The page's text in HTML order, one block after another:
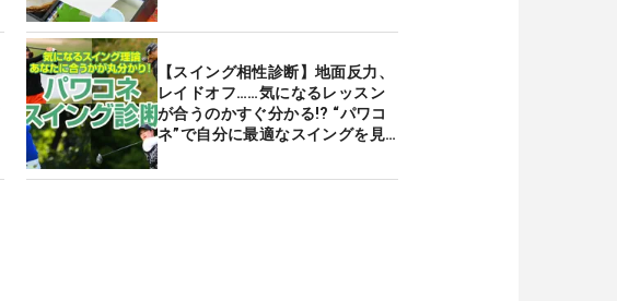
【スイング相性診断】地面反力、
レイドオフ……気になるレッスン
が合うのかすぐ分かる!? “パワコ
ネ”で自分に最適なスイングを見